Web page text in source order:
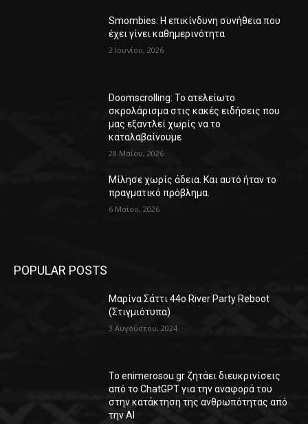
Smombies: Η επικίνδυνη συνήθεια που
έχει γίνει καθημερινότητα
2 Ιουνίου, 2026
Doomscrolling: Το ατελείωτο
σκρολάρισμα στις κακές ειδήσεις που
μας εξαντλεί χωρίς να το
καταλαβαίνουμε
28 Μαΐου, 2026
Μίλησε χωρίς άδεια. Και αυτό ήταν το
πραγματικό πρόβλημα.
6 Μαΐου, 2026
POPULAR POSTS
Μαρίνα Σάττι 44o River Party Reboot
(Στιγμιότυπα)
3 Αυγούστου, 2024
Το enimerosou.gr ζητάει διευκρινίσεις
από το ChatGPT για την αναφορά του
στην κατάκτηση της ανθρωπότητας από
την AI